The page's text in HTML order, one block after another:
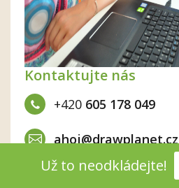
Už to neodkládejte!
Kontaktujte nás
+420 605 178 049
ahoj@drawplanet.cz
Nebo použijte formulář